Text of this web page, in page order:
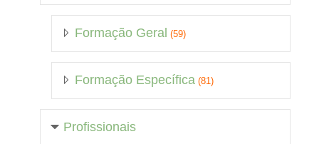
Formação Geral (59)
Formação Específica (81)
Profissionais